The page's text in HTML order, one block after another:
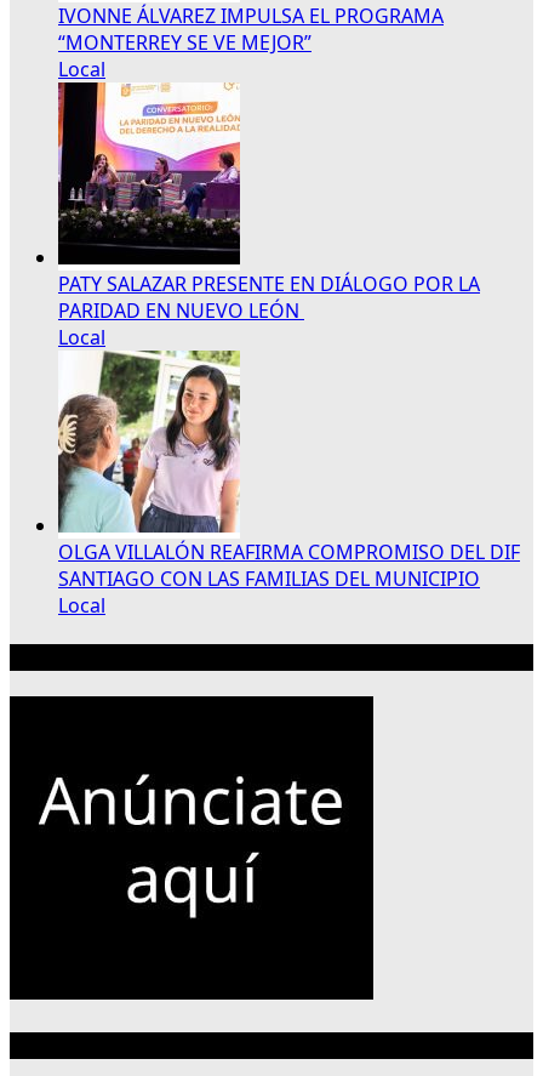
IVONNE ÁLVAREZ IMPULSA EL PROGRAMA
“MONTERREY SE VE MEJOR”
Local
PATY SALAZAR PRESENTE EN DIÁLOGO POR LA
PARIDAD EN NUEVO LEÓN
Local
OLGA VILLALÓN REAFIRMA COMPROMISO DEL DIF
SANTIAGO CON LAS FAMILIAS DEL MUNICIPIO
Local